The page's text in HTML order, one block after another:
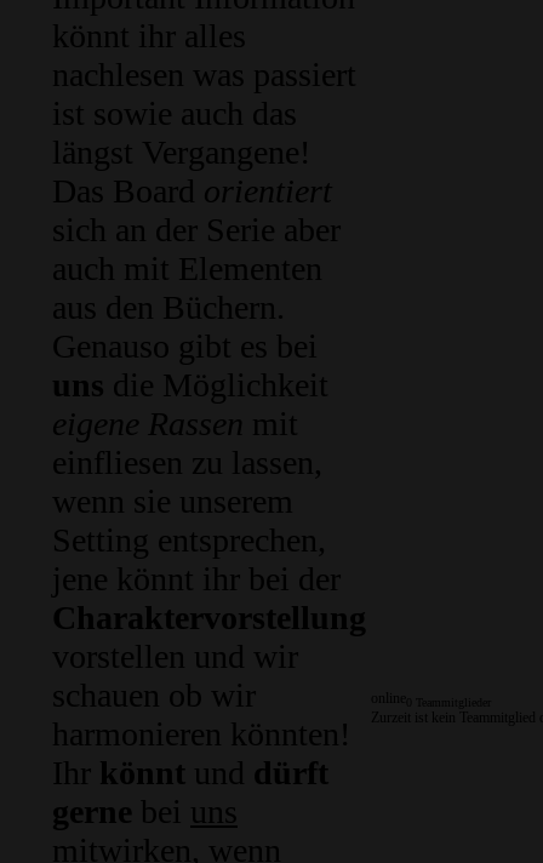
könnt ihr alles
nachlesen was passiert
ist sowie auch das
längst Vergangene!
Das Board orientiert
sich an der Serie aber
auch mit Elementen
aus den Büchern.
Genauso gibt es bei
uns die Möglichkeit
eigene Rassen mit
einfliesen zu lassen,
wenn sie unserem
Setting entsprechen,
jene könnt ihr bei der
Charaktervorstellung
vorstellen und wir
schauen ob wir
harmonieren könnten!
Ihr könnt und dürft
gerne bei uns
mitwirken, wenn
online
Zurzeit ist kein Teammitglied